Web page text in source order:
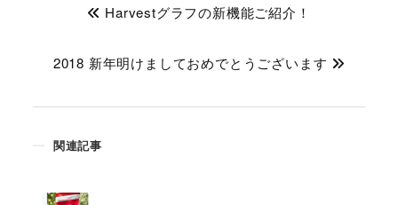
関連記事
Harvestグラフの新機能ご紹介！
2018 新年明けましておめでとうございます